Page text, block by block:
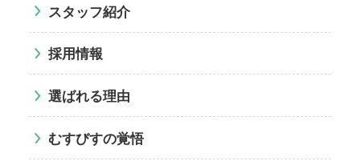
スタッフ紹介
採用情報
選ばれる理由
むすびすの覚悟